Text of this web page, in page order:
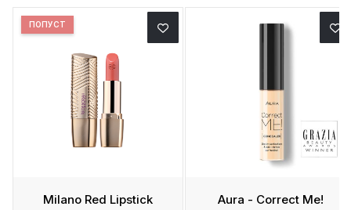
Milano Red Lipstick
ПОПУСТ
Aura - Correct Me!